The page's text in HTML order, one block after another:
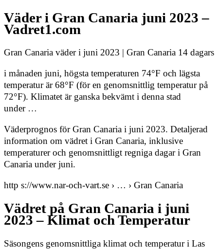
Väder i Gran Canaria juni 2023 –
Vadret1.com
Gran Canaria väder i juni 2023 | Gran Canaria 14 dagars
i månaden juni, högsta temperaturen 74°F och lägsta
temperatur är 68°F (för en genomsnittlig temperatur på
72°F). Klimatet är ganska bekvämt i denna stad
under …
Väderprognos för Gran Canaria i juni 2023. Detaljerad
information om vädret i Gran Canaria, inklusive
temperaturer och genomsnittligt regniga dagar i Gran
Canaria under juni.
http s://www.nar-och-vart.se › … › Gran Canaria
Vädret på Gran Canaria i juni
2023 – Klimat och Temperatur
Säsongens genomsnittliga klimat och temperatur i Las